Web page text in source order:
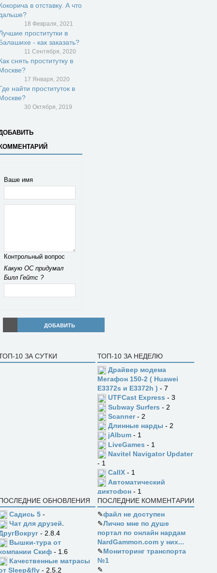
в отставку. А что
18 Февраля, 2021
проститутки в
- как заказать?
11 Сентября, 2020
снять проститутку в
17 Января, 2020
найти проституток в
30 Октября, 2019
Ваше имя
Контрольный вопрос
Какую ОС придумал
Билл Гейтс ?
ДОБАВИТЬ
10 ЗА СУТКИ
ТОП-10 ЗА НЕДЕЛЮ
Драйвер модема
Мегафон 150-2 ( Huawei
E3372s и E3372h ) - 7
UTFCast Express - 3
Subway Surfers - 2
Scanner- 2
Длинные нарды - 2
jAlbum - 1
LiveGames - 1
Navitel Navigator Updater
- 1
CallX - 1
Автоматический
диктофон - 1
ОБНОВЛЕНИЯ
Садись 5 -
Чат для друзей.
- 2.8.4
Вышки-тура от
Скиф - 1.6
Качественные матрасы
Sleep&fly - 2.5.2
ПОСЛЕДНИЕ КОММЕНТАРИИ
✎файл не доступен
✎Лично мне по душе
портал по онлайн нардам
NardGammon.com у них...
✎Мониторинг транспорта
№1
✎